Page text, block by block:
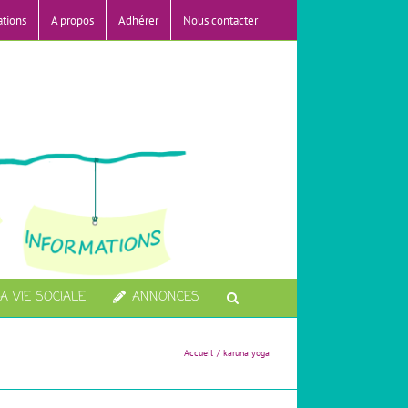
A propos Adhérer Nous contacter
VIE SOCIALE ANNONCES
Accueil karuna yoga